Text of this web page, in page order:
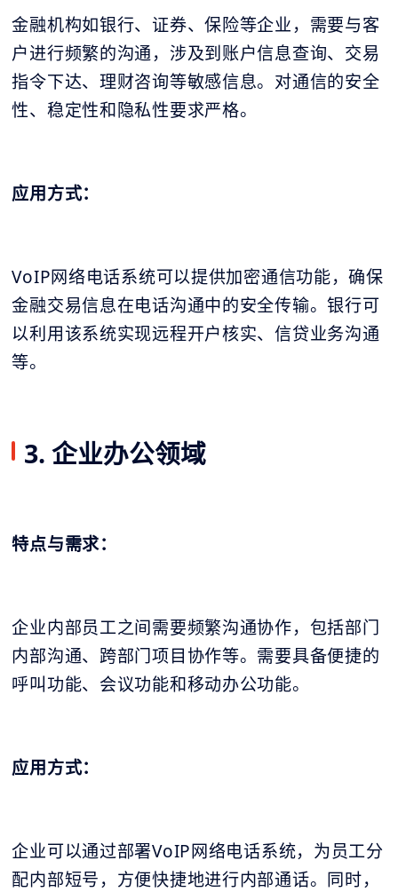
金融机构如银行、证券、保险等企业，需要与客
户进行频繁的沟通，涉及到账户信息查询、交易
指令下达、理财咨询等敏感信息。对通信的安全
性、稳定性和隐私性要求严格。
应用方式：
VoIP网络电话系统可以提供加密通信功能，确保
金融交易信息在电话沟通中的安全传输。银行可
以利用该系统实现远程开户核实、信贷业务沟通
等。
3. 企业办公领域
特点与需求：
企业内部员工之间需要频繁沟通协作，包括部门
内部沟通、跨部门项目协作等。需要具备便捷的
呼叫功能、会议功能和移动办公功能。
应用方式：
企业可以通过部署VoIP网络电话系统，为员工分
配内部短号，方便快捷地进行内部通话。同时，